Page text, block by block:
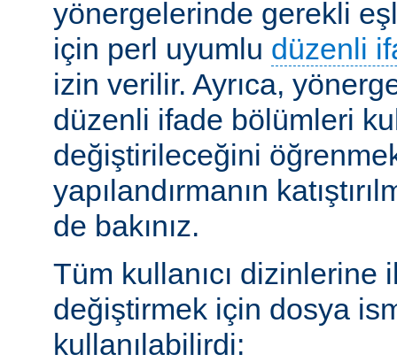
yönergelerinde gerekli
için perl uyumlu düzenli
izin verilir. Ayrıca,
düzenli ifade bölümleri
değiştirileceğini
yapılandırmanın
de bakınız.
Tüm kullanıcı dizinlerine
değiştirmek için dosya
kullanılabilirdi: